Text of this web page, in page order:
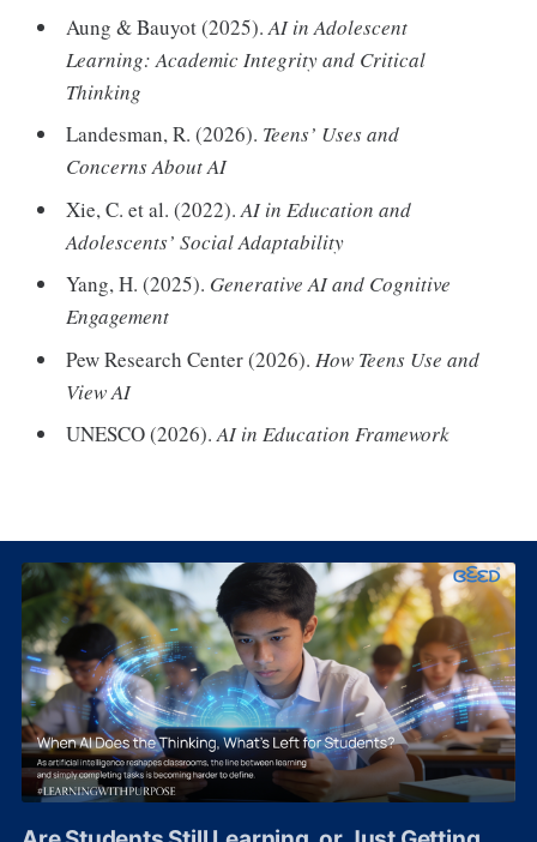
Aung & Bauyot (2025).AI in Adolescent
Learning: Academic Integrity and Critical
Thinking
Landesman, R. (2026). Teens’ Uses and
Concerns About AI
Xie, C. et al. (2022).AI in Education and
Adolescents’ Social Adaptability
Yang, H. (2025). Generative AI and Cognitive
Engagement
Pew Research Center (2026).How Teens Use and
View AI
UNESCO (2026).AI in Education Framework